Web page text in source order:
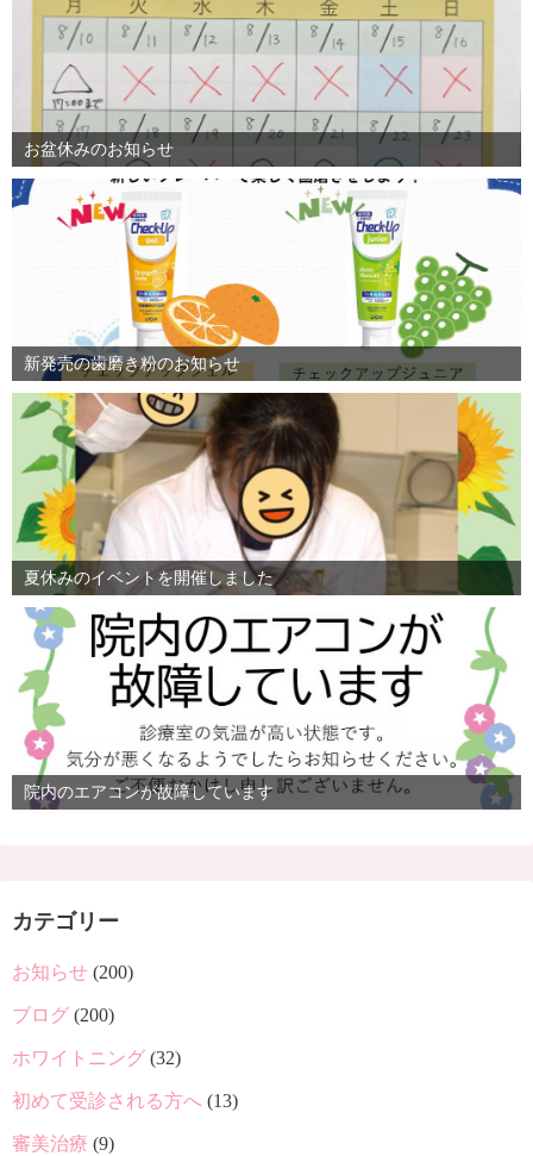
お盆休みのお知らせ
新発売の歯磨き粉のお知らせ
夏休みのイベントを開催しました
院内のエアコンが故障しています
カテゴリー
お知らせ (200)
ブログ (200)
ホワイトニング (32)
初めて受診される方へ (13)
審美治療 (9)